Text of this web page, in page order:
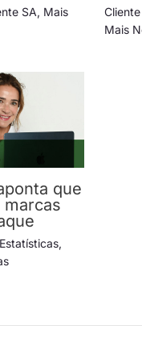
SA, Mais
Mais
que
marcas
Estatísticas,